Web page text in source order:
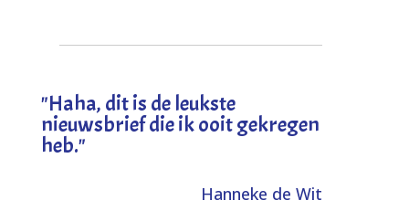
"Haha, dit is de leukste
nieuwsbrief die ik ooit gekregen
heb."
Hanneke de Wit